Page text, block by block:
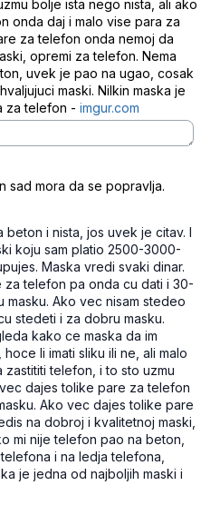
bolje ista nego nista, ali ako
onda daj i malo vise para za
za telefon onda nemoj da
opremi za telefon. Nema
uvek je pao na ugao, cosak
maski. Nilkin maska je
za telefon - imgur.com
sad mora da se popravlja.
i nista, jos uvek je citav. I
koju sam platio 2500-3000-
Maska vredi svaki dinar.
telefon pa onda cu dati i 30-
Ako vec nisam stedeo
stedeti i za dobru masku.
kako ce maska da im
li imati sliku ili ne, ali malo
telefon, i to sto uzmu
dajes tolike pare za telefon
Ako vec dajes tolike pare
na dobroj i kvalitetnoj maski,
mi nije telefon pao na beton,
i na ledja telefona,
je jedna od najboljih maski i